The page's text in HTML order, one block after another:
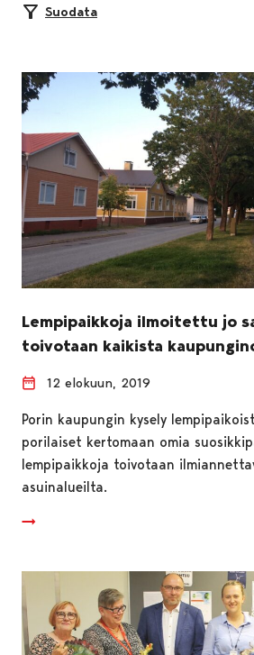
Suodata
Lempipaikkoja ilmoitettu jo
toivotaan kaikista
12 elokuun, 2019
Porin kaupungin kysely
porilaiset kertomaan omia
lempipaikkoja toivotaan
asuinalueilta.